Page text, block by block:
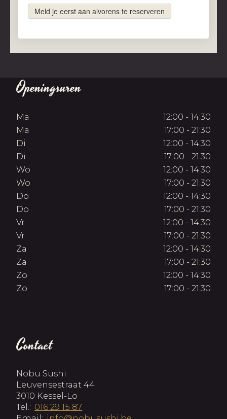
Meld je eerst aan alvorens te reserveren
Openingsuren
Ma
12:00 - 14:30
Ma
17:00 - 21:30
Di
12:00 - 14:30
Di
17:00 - 21:30
Wo
12:00 - 14:30
Wo
17:00 - 21:30
Do
12:00 - 14:30
Do
17:00 - 21:30
Vr
12:00 - 14:30
Vr
17:00 - 21:30
Za
12:00 - 14:30
Za
17:00 - 21:30
Zo
12:00 - 14:30
Zo
17:00 - 21:30
Contact
Nobu Sushi
Leuvensestraat 44
3010 Kessel-Lo
Tel.: 016 29 15 87